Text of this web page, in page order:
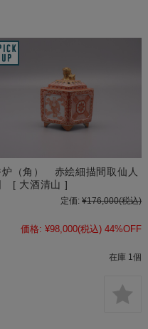
炉（角） 赤絵細描間取仙人
[ 大酒清山 ]
定価: ¥176,000(税込)
価格: ¥98,000(税込) 44%OFF
在庫 1個